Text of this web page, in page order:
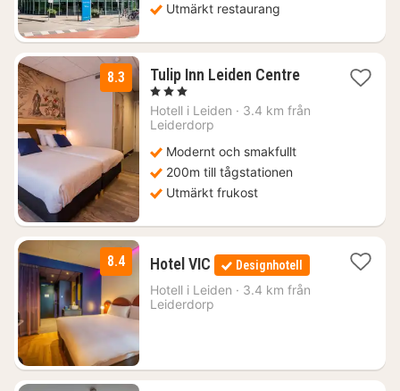
Utmärkt restaurang
8.3 Tulip Inn Leiden Centre1
från
, 3 Stjärnor
Hotell i Leiden · 3.4 km från
Leiderdorp
Modernt och smakfullt
200m till tågstationen
Utmärkt frukost
8.4 Hotel VIC 1
natt
från
1276
Designhotell
Hotell i Leiden · 3.4 km från
Leiderdorp